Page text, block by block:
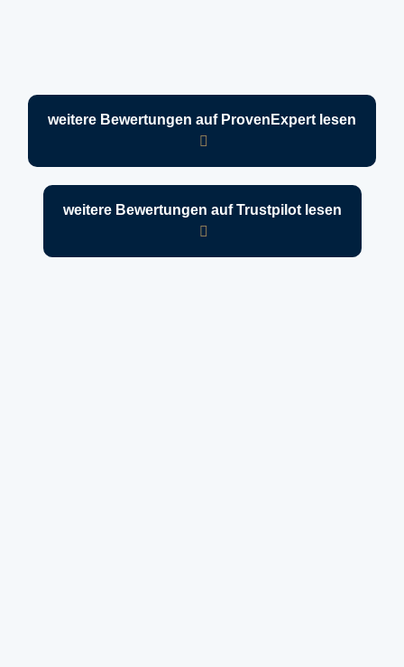
weitere Bewertungen auf ProvenExpert lesen
weitere Bewertungen auf Trustpilot lesen